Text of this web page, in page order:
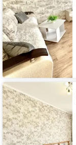
Спорта
Апартаменты
2-
х.комнатные
квартиры
(посуточно)